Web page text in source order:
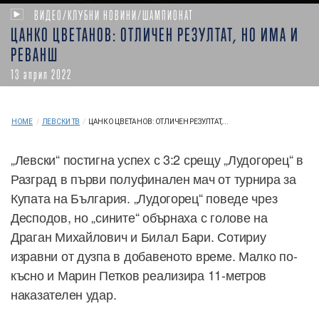
ВИДЕО/КЛУБНИ НОВИНИ/ШАМПИОНАТ
ЦАНКО ЦВЕТАНОВ: ОТЛИЧЕН РЕЗУЛТАТ, НО ИМА И
РЕВАНШ
13 април 2022
HOME / ЛЕВСКИ ТВ / ЦАНКО ЦВЕТАНОВ: ОТЛИЧЕН РЕЗУЛТАТ,...
„Левски“ постигна успех с 3:2 срещу „Лудогорец“ в
Разград в първи полуфинален мач от турнира за
Купата на България. „Лудогорец“ поведе чрез
Десподов, но „сините“ обърнаха с голове на
Драган Михайлович и Билал Бари. Сотириу
изравни от дузпа в добавеното време. Малко по-
късно и Марин Петков реализира 11-метров
наказателен удар.